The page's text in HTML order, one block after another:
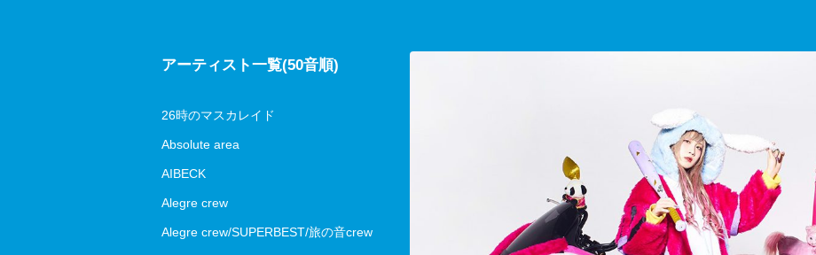
アーティスト一覧(50音順)
26時のマスカレイド
Absolute area
AIBECK
Alegre crew
Alegre crew/SUPERBEST/旅の音crew